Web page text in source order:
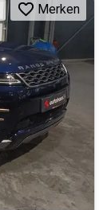
Merken